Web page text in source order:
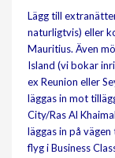
Lägg till
naturligtvis) eller
Mauritius. Även
Island (vi bokar
ex Reunion eller
läggas in mot
City/Ras Al
läggas in på
flyg i Business